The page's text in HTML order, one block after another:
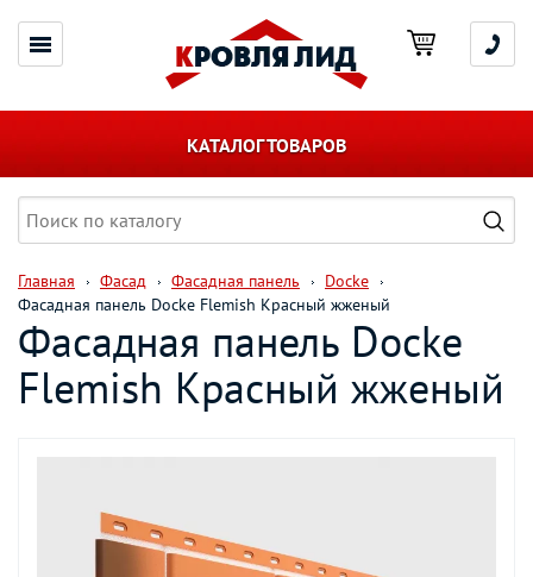
КАТАЛОГ ТОВАРОВ
Главная Фасад Фасадная панель
Docke
Фасадная панель Docke Flemish Красный жженый
Фасадная панель Docke
Flemish Красный жженый